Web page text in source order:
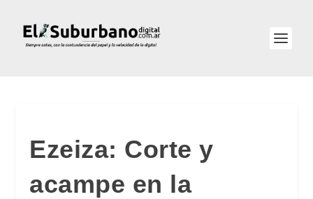
Ezeiza: Corte y
acampe en la